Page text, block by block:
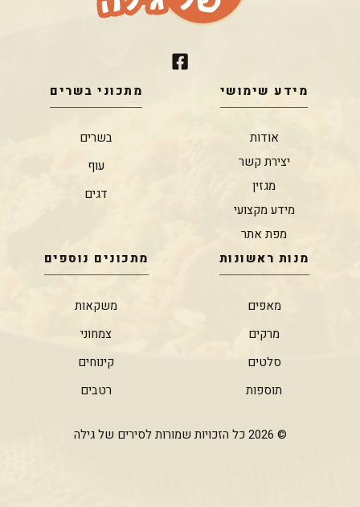
מידע שימושי
אודות
יצירת קשר
מגזין
מידע מקצועי
מפת אתר
מתכוני בשרים
בשרים
עוף
דגים
מנות ראשונות
מאפים
מרקים
סלטים
תוספות
מתכונים נוספים
משקאות
צמחוני
קינוחים
רטבים
© 2026 כל הזכויות שמורות לסירים של גילה